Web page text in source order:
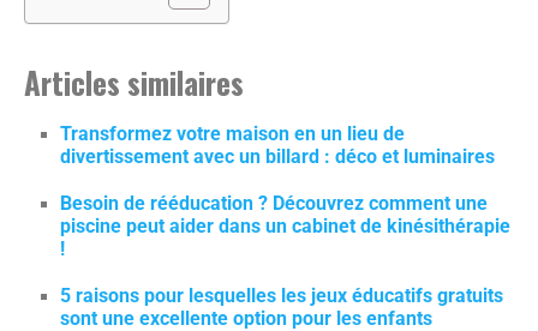
Articles similaires
Transformez votre maison en un lieu de
divertissement avec un billard : déco et luminaires
Besoin de rééducation ? Découvrez comment une
piscine peut aider dans un cabinet de kinésithérapie
!
5 raisons pour lesquelles les jeux éducatifs gratuits
sont une excellente option pour les enfants